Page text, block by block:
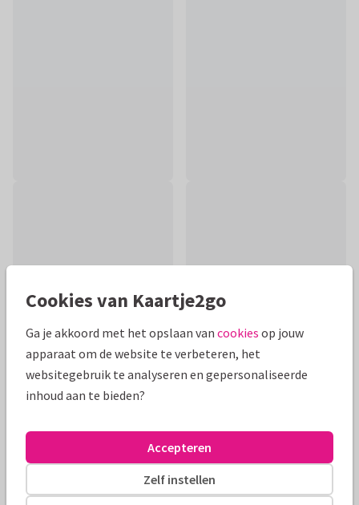
Productinformatie
Met oprechte deelneming. Foto komt ook terug aan de
binnenzijde. Moderne condoleancekaart met ruimte voor
Cookies van Kaartje2go
Ga je akkoord met het opslaan van cookies op jouw
apparaat om de website te verbeteren, het
websitegebruik te analyseren en gepersonaliseerde
inhoud aan te bieden?
Zelf instellen
Accepteren